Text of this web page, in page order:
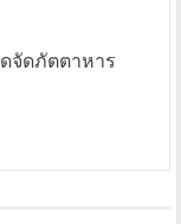
จัดภัตตาหาร